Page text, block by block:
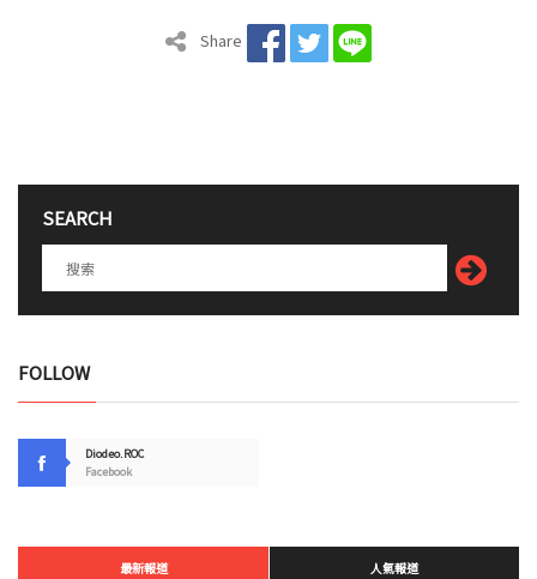
Share
SEARCH
FOLLOW
Diodeo.ROC
Facebook
最新報道 人氣報道